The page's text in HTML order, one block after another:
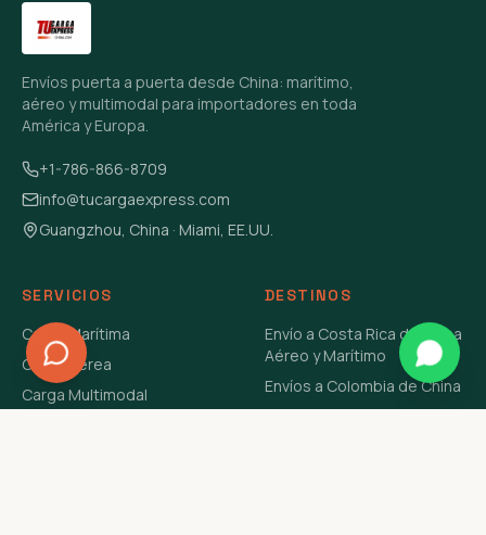
Envíos puerta a puerta desde China: marítimo,
aéreo y multimodal para importadores en toda
América y Europa.
+1-786-866-8709
info@tucargaexpress.com
Guangzhou, China · Miami, EE.UU.
SERVICIOS
Carga Marítima
Carga Aérea
Carga Multimodal
DESTINOS
Envío a Costa Rica de China
Aéreo y Marítimo
Envíos a Colombia de China